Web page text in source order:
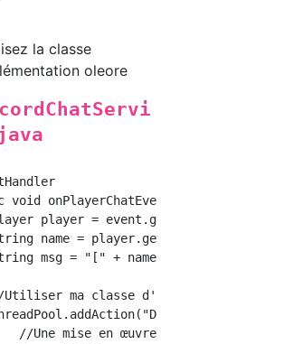
la classe
oleore
void
player = event.getPlayer();
name = player.getName();
msg = "[" + name + "] " +
Utiliser ma classe d'implémentation
//Une mise en œuvre qui tient